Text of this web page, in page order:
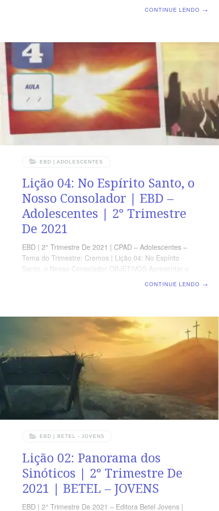
terra.” Gênesis 1.1 VERDADE APLICADA Deus trouxe à
existência o que antes não existia; criou e tem o
controle de toda a Sua criação. TEXTOS DE
CONTINUE LENDO →
EBD | ADOLESCENTES
Lição 04: No Espírito Santo, o
Nosso Consolador | EBD –
Adolescentes | 2° Trimestre
De 2021
EBD | 2° Trimestre De 2021 | CPAD – Adolescentes –
Tema do Trimestre: Cremos | Lição 04: No Espírito
Santo, o Nosso Consolador OBJETIVOS Apresentar o
outro Auxiliador, o Espírito da verdade, para ficar com
vocês para sempre. O mundo não pode receber esse
Espírito porque não o pode ver, nem conhecer. Mas
vocês o conhecem porque ele está com vocês e
CONTINUE LENDO →
EBD | BETEL - JOVENS
Lição 02: Panorama dos
Sinóticos | 2° Trimestre De
2021 | BETEL – JOVENS
EBD | 2° Trimestre De 2021 – Editora Betel Jovens |